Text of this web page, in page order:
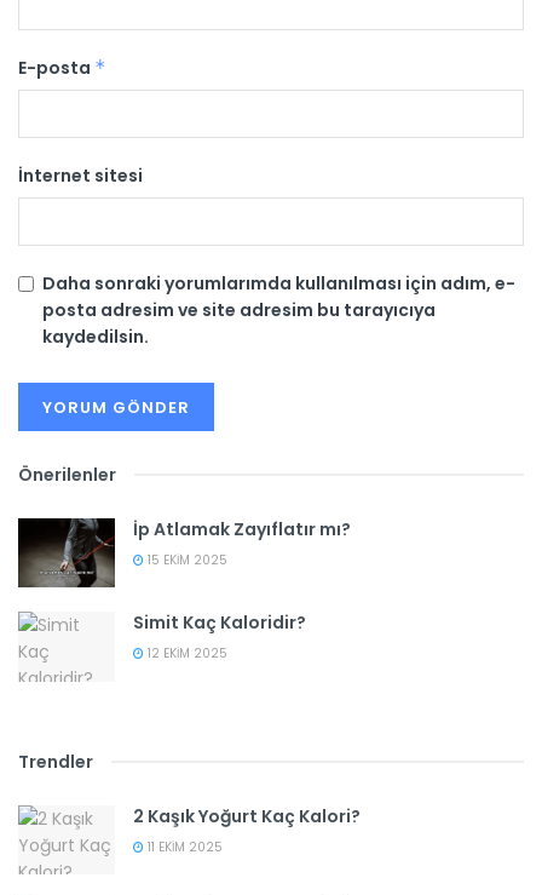
E-posta *
İnternet sitesi
Daha sonraki yorumlarımda kullanılması için adım, e-
posta adresim ve site adresim bu tarayıcıya
kaydedilsin.
Önerilenler
İp Atlamak Zayıflatır mı?
15 EKIM 2025
Simit Kaç Kaloridir?
12 EKIM 2025
Trendler
2 Kaşık Yoğurt Kaç Kalori?
11 EKIM 2025